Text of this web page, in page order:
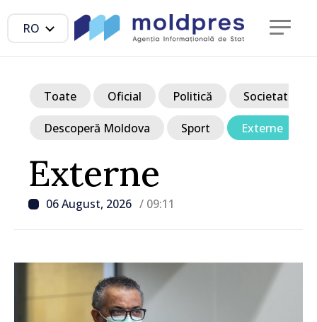
RO
Externe
06 August, 2026 / 09:11
Toate Oficial Politică Societate
Descoperă Moldova Sport Externe